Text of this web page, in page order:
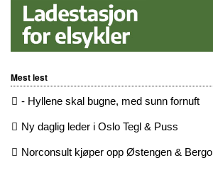
Mest lest
- Hyllene skal bugne, med sunn fornuft
Ny daglig leder i Oslo Tegl & Puss
Norconsult kjøper opp Østengen & Bergo